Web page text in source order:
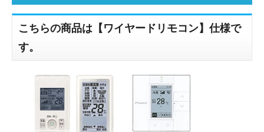
こちらの商品は【ワイヤードリモコン】仕様で
す。